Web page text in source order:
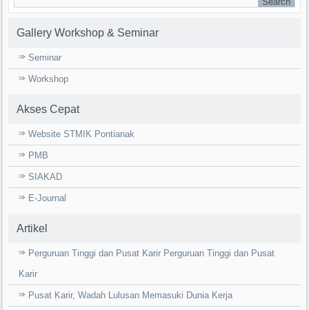
Gallery Workshop & Seminar
Seminar
Workshop
Akses Cepat
Website STMIK Pontianak
PMB
SIAKAD
E-Journal
Artikel
Perguruan Tinggi dan Pusat Karir Perguruan Tinggi dan Pusat
Karir
Pusat Karir, Wadah Lulusan Memasuki Dunia Kerja